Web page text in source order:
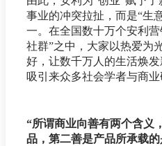
事业的冲突拉扯，而是“生
一。在全国数十万个安利
社群”之中，大家以热爱为
好，让数千万人的生活焕
吸引来众多社会学者与商业
“所谓商业向善有两个含义
品，第二善是产品所承载